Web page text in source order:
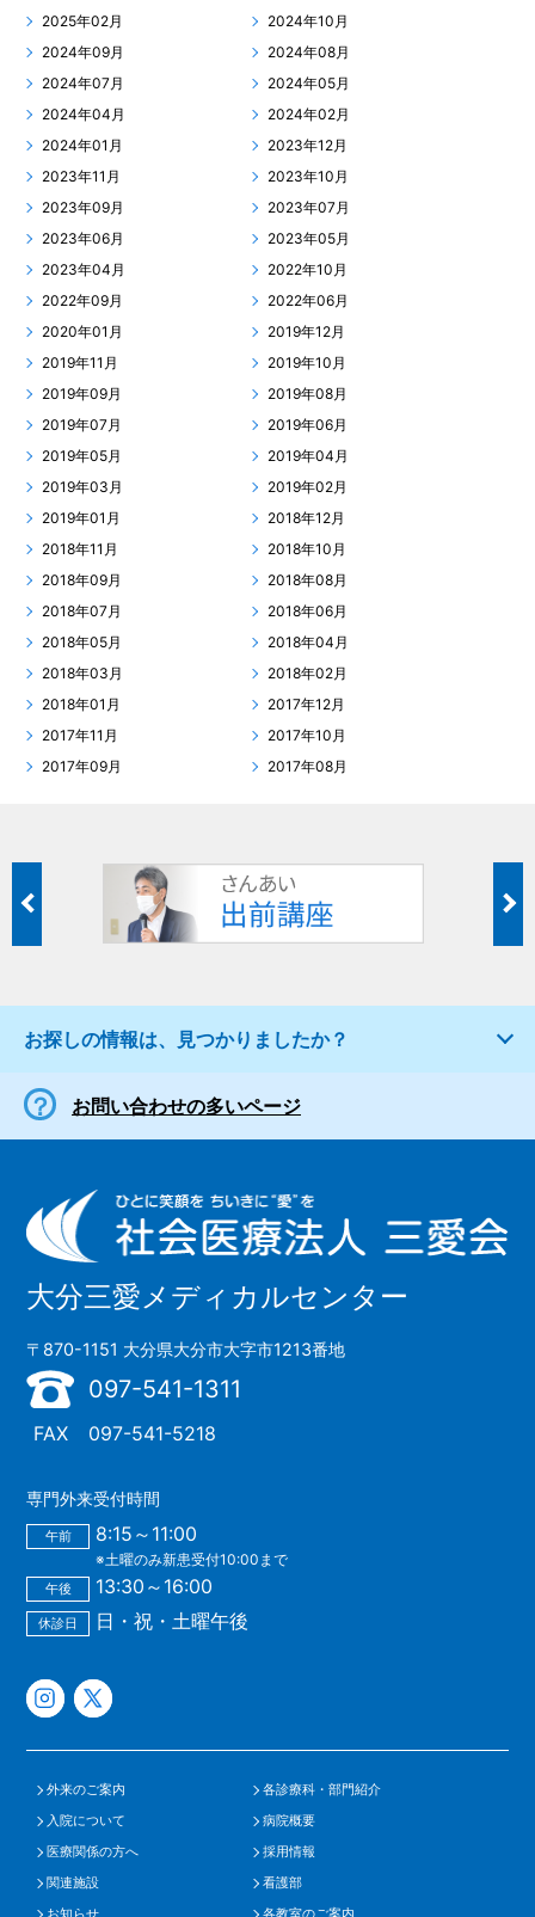
2025年02月
2024年10月
2024年09月
2024年08月
2024年07月
2024年05月
2024年04月
2024年02月
2024年01月
2023年12月
2023年11月
2023年10月
2023年09月
2023年07月
2023年06月
2023年05月
2023年04月
2022年10月
2022年09月
2022年06月
2020年01月
2019年12月
2019年11月
2019年10月
2019年09月
2019年08月
2019年07月
2019年06月
2019年05月
2019年04月
2019年03月
2019年02月
2019年01月
2018年12月
2018年11月
2018年10月
2018年09月
2018年08月
2018年07月
2018年06月
2018年05月
2018年04月
2018年03月
2018年02月
2018年01月
2017年12月
2017年11月
2017年10月
2017年09月
2017年08月
お探しの情報は、見つかりましたか？
お問い合わせの多いページ
大分三愛メディカルセンター
〒870-1151 大分県大分市大字市1213番地
097-541-1311
FAX 097-541-5218
専門外来受付時間
午前 8:15～11:00
※土曜のみ新患受付10:00まで
午後 13:30～16:00
休診日 日・祝・土曜午後
外来のご案内
各診療科・部門紹介
入院について
病院概要
医療関係の方へ
採用情報
関連施設
看護部